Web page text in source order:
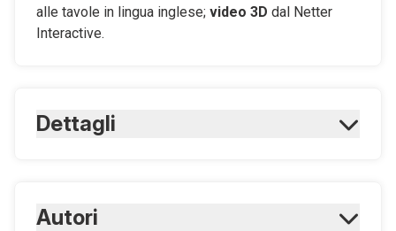
alle tavole in lingua inglese; video 3D dal Netter
Interactive.
Dettagli
Autori